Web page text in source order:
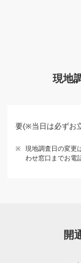
現地
要(※当日は必ずお
※
現地調査日の変更
わせ窓口までお電
開